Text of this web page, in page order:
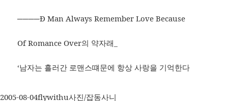
────Ð Man Always Remember Love Because
Of Romance Over의 약자래_
‘남자는 흘러간 로맨스떄문에 항상 사랑을 기억한다
작
2005-08-04글
flywithu카
사진/잡동사니